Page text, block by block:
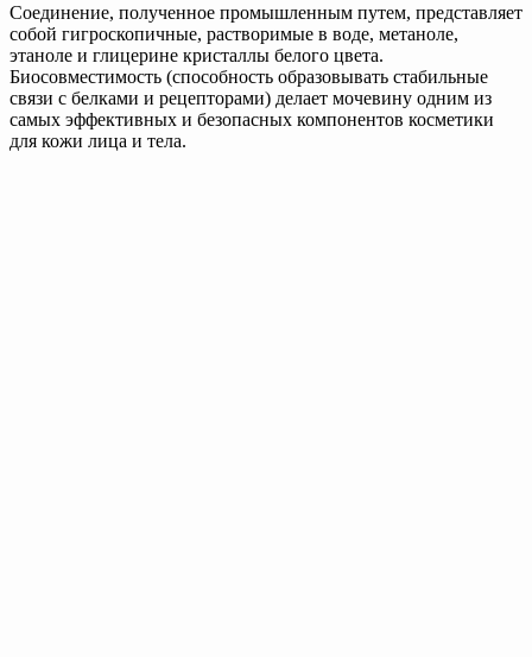
Соединение, полученное промышленным путем, представляет
собой гигроскопичные, растворимые в воде, метаноле,
этаноле и глицерине кристаллы белого цвета.
Биосовместимость (способность образовывать стабильные
связи с белками и рецепторами) делает мочевину одним из
самых эффективных и безопасных компонентов косметики
для кожи лица и тела.